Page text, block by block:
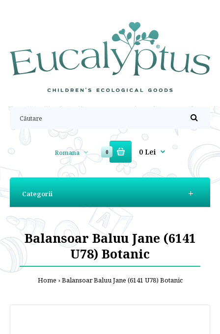
Romana 0 0 Lei
Categorii
Balansoar Baluu Jane (6141
U78) Botanic
Home Balansoar Baluu Jane (6141 U78) Botanic